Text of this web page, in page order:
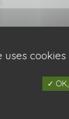
uses